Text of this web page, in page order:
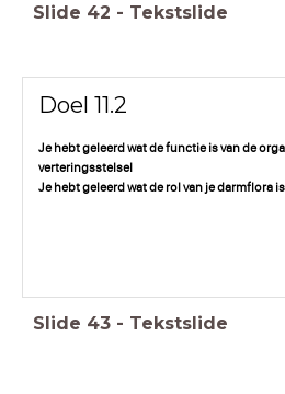
Slide 42 - Tekstslide
Doel 11.2
Je hebt geleerd wat de functie is van de
verteringsstelsel
Je hebt geleerd wat de rol van je darmflora is
Slide 43 - Tekstslide